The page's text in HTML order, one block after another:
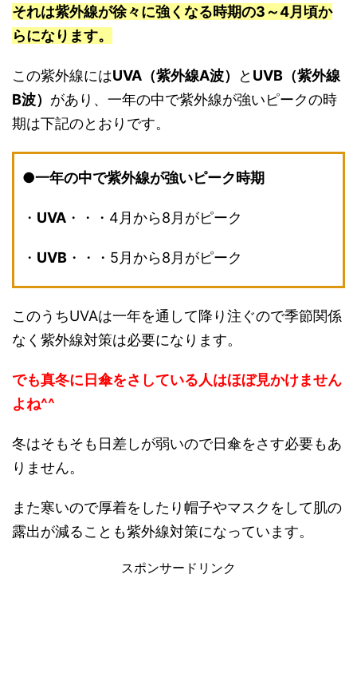
それは紫外線が徐々に強くなる時期の3～4月頃か
らになります。
この紫外線にはUVA（紫外線A波） と UVB（紫外線
B波） があり、一年の中で紫外線が強いピークの時
期は下記のとおりです。
●一年の中で紫外線が強いピーク時期
・ UVA ・・・4月から8月がピーク
・ UVB ・・・5月から8月がピーク
このうちUVAは一年を通して降り注ぐので季節関係
なく紫外線対策は必要になります。
でも真冬に日傘をさしている人はほぼ見かけません
よね^^
冬はそもそも日差しが弱いので日傘をさす必要もあ
りません。
また寒いので厚着をしたり帽子やマスクをして肌の
露出が減ることも紫外線対策になっています。
スポンサードリンク